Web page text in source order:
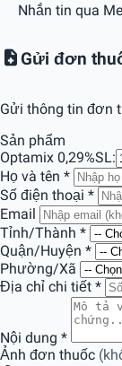
Nhắn tin qua
Gửi đơn
Gửi thông tin đơn
Sản phẩm
Optamix 0,29%SL:
Họ và tên *
Số điện thoại *
Email
Tỉnh/Thành *
Quận/Huyện *
Phường/Xã
Địa chỉ chi tiết *
Nội dung *
Ảnh đơn thuốc